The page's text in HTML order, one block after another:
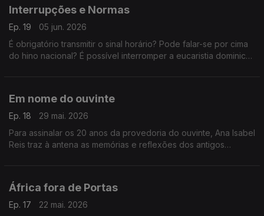
Interrupções e Normas
Ep. 19
05 jun. 2026
É obrigatório transmitir o sinal horário? Pode falar-se por cima
do hino nacional? É possível interromper a eucaristia dominical
Em nome do ouvinte
Ep. 18
29 mai. 2026
Para assinalar os 20 anos da provedoria do ouvinte, Ana Isabel
Reis traz à antena as memórias e reflexões dos antigos
África fora de Portas
Ep. 17
22 mai. 2026